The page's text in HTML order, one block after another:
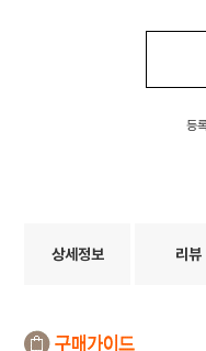
등
상세정보 리뷰